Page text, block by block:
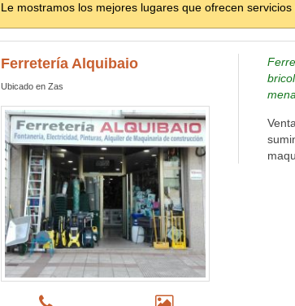
Le mostramos los mejores lugares que ofrecen
Ferretería Alquibaio
Ubicado en Zas